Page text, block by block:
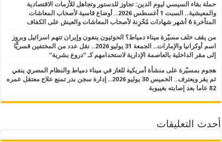
حملة بقاء السيسي ليوم الدين: تجاوز للدستور وتجاهل للأزمات الاقتصادية
والمعيشية.. السبت 1 أغسطس 2026.. أوضاع قاسية لأصحاب المعاشات
المتأخرة 6 أشهر شهادات مُحْزِنة لأصحاب المعاشات والعيش على الكفاف
من يقف خلف مسيّرة ميناء دمياط؟ الحوثيون ينفون وإيران تتهم اسرائيل وبروز
اسم أوكرانيا والإمارات.. الجمعة 31 يوليو 2026.. نقل عدد من المختفين قسريًّا
إلى مقر الداخلية بالعاصمة الإدارية لاستخدامهم كـ “دروع بشرية”
هجوم بمسيّرة على منشأة أمريكية للغاز في ميناء دمياط والنظام المصري ينفي
ثم يقر ويعترف.. الخميس 30 يوليو 2026.. إدارة سجن بدر تمنع علاج معتقل عمره
82 عاما بعد إصابته بغيبوبة
أحدث التعليقات